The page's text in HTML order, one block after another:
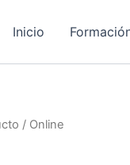
Inicio
/ Online
popularidad